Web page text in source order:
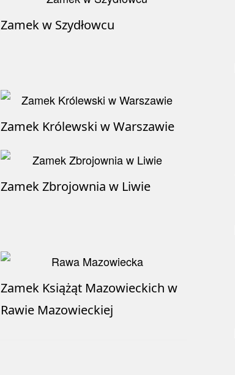
Zamek w Szydłowcu
Zamek Królewski w Warszawie
Zamek Zbrojownia w Liwie
Zamek Książąt Mazowieckich w
Rawie Mazowieckiej